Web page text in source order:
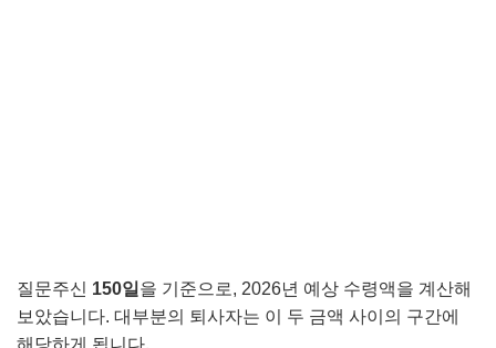
질문주신 150일 을 기준으로, 2026년 예상 수령액을 계산해
보았습니다. 대부분의 퇴사자는 이 두 금액 사이의 구간에
해당하게 됩니다.